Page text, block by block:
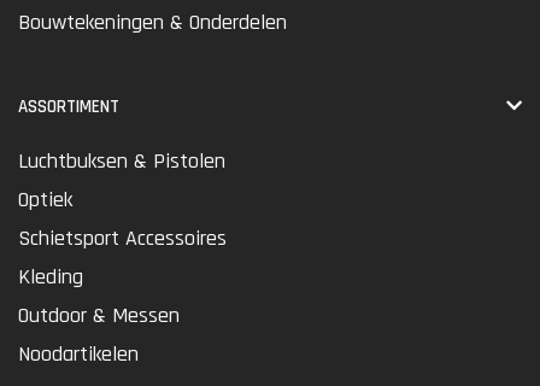
Bouwtekeningen & Onderdelen
ASSORTIMENT
Luchtbuksen & Pistolen
Optiek
Schietsport Accessoires
Kleding
Outdoor & Messen
Noodartikelen